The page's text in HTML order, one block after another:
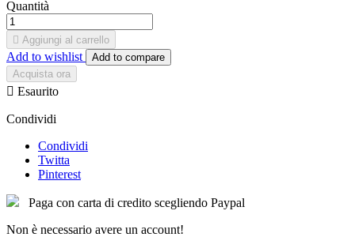
Quantità
 Aggiungi al carrello
Add to wishlist
Add to compare
Acquista ora
 Esaurito
Condividi
Condividi
Twitta
Pinterest
Paga con carta di credito scegliendo Paypal
Non è necessario avere un account!